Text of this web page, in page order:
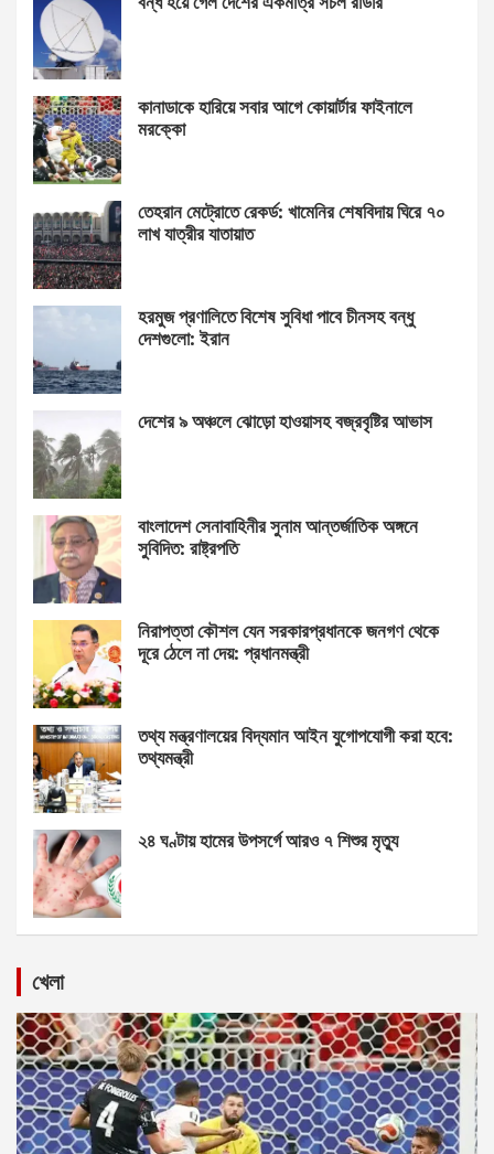
কানাডাকে হারিয়ে সবার আগে কোয়ার্টার ফাইনালে
মরক্কো
তেহরান মেট্রোতে রেকর্ড: খামেনির শেষবিদায় ঘিরে ৭০
লাখ যাত্রীর যাতায়াত
হরমুজ প্রণালিতে বিশেষ সুবিধা পাবে চীনসহ বন্ধু
দেশগুলো: ইরান
দেশের ৯ অঞ্চলে ঝোড়ো হাওয়াসহ বজ্রবৃষ্টির আভাস
বাংলাদেশ সেনাবাহিনীর সুনাম আন্তর্জাতিক অঙ্গনে
সুবিদিত: রাষ্ট্রপতি
নিরাপত্তা কৌশল যেন সরকারপ্রধানকে জনগণ থেকে
দূরে ঠেলে না দেয়: প্রধানমন্ত্রী
তথ্য মন্ত্রণালয়ের বিদ্যমান আইন যুগোপযোগী করা হবে:
তথ্যমন্ত্রী
২৪ ঘণ্টায় হামের উপসর্গে আরও ৭ শিশুর মৃত্যু
খেলা